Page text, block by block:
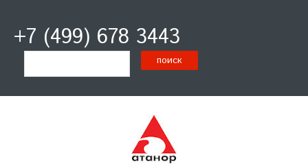
+7 (499) 678 3443